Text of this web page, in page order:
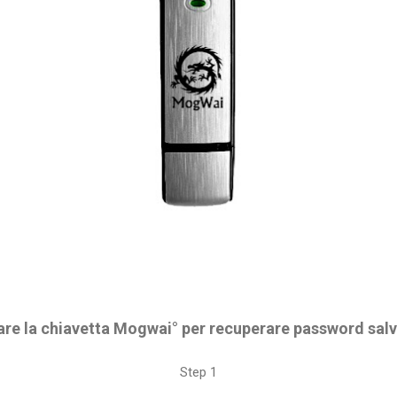
la chiavetta Mogwai° per recuperare password
Step 1